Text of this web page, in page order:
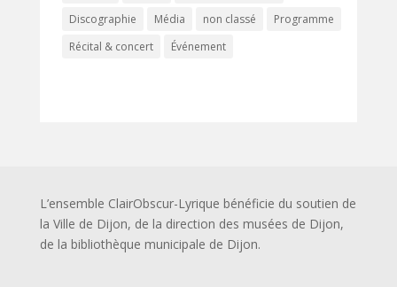
Discographie
Média non classé
Programme
Récital & concert
Événement
L’ensemble ClairObscur-Lyrique bénéficie du soutien de
la Ville de Dijon, de la direction des musées de Dijon,
de la bibliothèque municipale de Dijon.